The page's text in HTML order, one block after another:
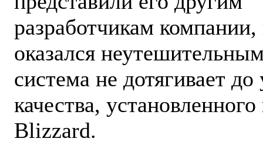
разработчикам компании,
оказался
система не дотягивает до
качества,
Blizzard.